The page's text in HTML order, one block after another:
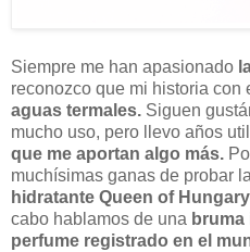
Siempre me han apasionado
reconozco que mi historia
aguas termales. Siguen
mucho uso, pero llevo años
que me aportan algo más.
muchísimas ganas de probar la
hidratante Queen of
cabo hablamos de una
perfume registrado en el